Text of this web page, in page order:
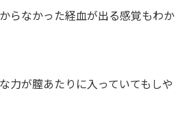
らなかった経血が出る感覚もわか
力が膣あたりに入っていてもしや